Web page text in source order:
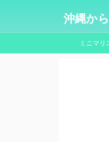
沖縄か
ミニマリ